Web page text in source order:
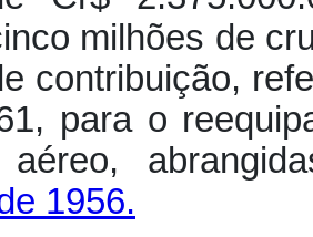
milhões de
contribuição,
para o
aéreo,
1956.